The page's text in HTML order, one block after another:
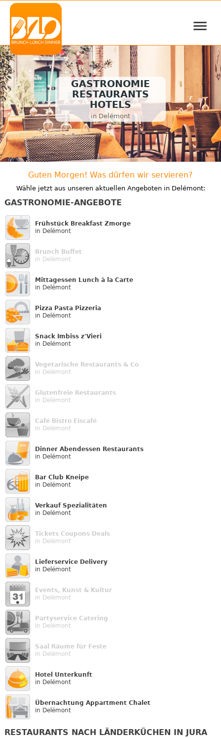
≡
GASTRONOMIE
RESTAURANTS
HOTELS
in Delémont
Guten Morgen! Was dürfen wir servieren?
Wähle jetzt aus unseren aktuellen Angeboten in Delémont:
GASTRONOMIE-ANGEBOTE
Frühstück Breakfast Zmorge
in Delémont
Brunch Buffet
in Delémont
Mittagessen Lunch à la Carte
in Delémont
Pizza Pasta Pizzeria
in Delémont
Snack Imbiss z'Vieri
in Delémont
Vegetarische Restaurants & Co
in Delémont
Glutenfreie Restaurants
in Delémont
Café Bistro Eiscafé
in Delémont
Dinner Abendessen Restaurants
in Delémont
Bar Club Kneipe
in Delémont
Verkauf Speziali­täten
in Delémont
Tickets Coupons Deals
in Delémont
Lieferservice Delivery
in Delémont
Events, Kunst & Kultur
in Delémont
Partyservice Catering
in Delémont
Saal Räume für Feste
in Delémont
Hotel Unterkunft
in Delémont
Übernachtung Appartment Chalet
in Delémont
RESTAURANTS NACH LÄNDERKÜCHEN IN JURA